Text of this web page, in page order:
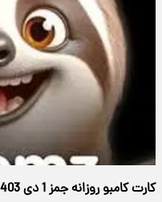
کارت کامبو روزانه جمز 1 دی 1403